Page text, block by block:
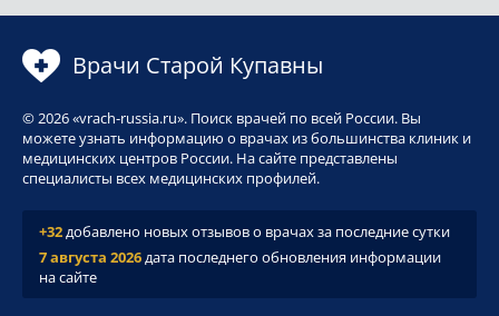
Врачи Старой Купавны
© 2026 «vrach-russia.ru». Поиск врачей по всей России. Вы
можете узнать информацию о врачах из большинства клиник и
медицинских центров России. На сайте представлены
специалисты всех медицинских профилей.
+32добавлено новых отзывов о врачах за последние сутки
7 августа 2026дата последнего обновления информации
на сайте